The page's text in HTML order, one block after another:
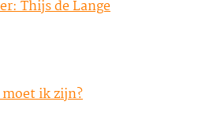
Thijs de Lange
ik zijn?